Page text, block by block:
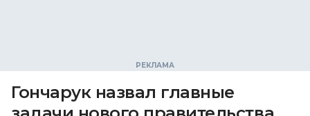
Гончарук назвал главные